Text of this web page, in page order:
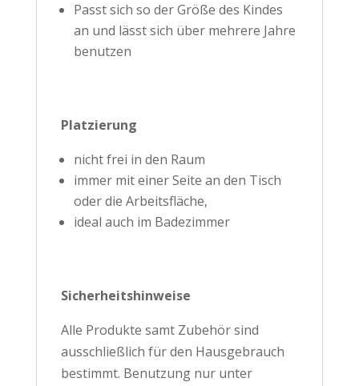
Passt sich so der Größe des Kindes
an und lässt sich über mehrere Jahre
benutzen
Platzierung
nicht frei in den Raum
immer mit einer Seite an den Tisch
oder die Arbeitsfläche,
ideal auch im Badezimmer
Sicherheitshinweise
Alle Produkte samt Zubehör sind
ausschließlich für den Hausgebrauch
bestimmt. Benutzung nur unter